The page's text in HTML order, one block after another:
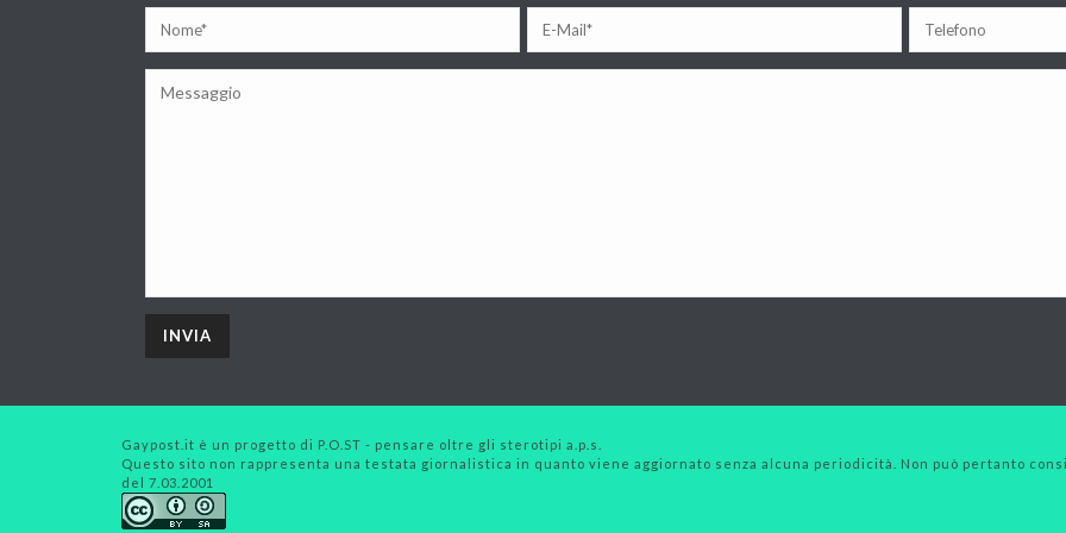
Gaypost.it è un progetto di P.O.ST - pensare oltre gli sterotipi a.p.s.
Questo sito non rappresenta una testata giornalistica in quanto viene aggiornato senza alcuna periodicità. Non può pertanto
del 7.03.2001